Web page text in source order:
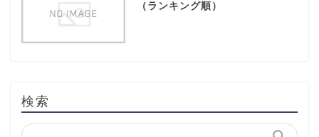
（ランキング順）
検索